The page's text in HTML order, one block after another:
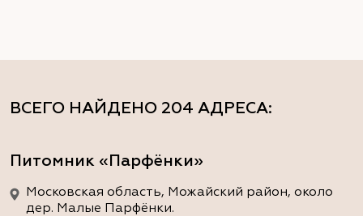
ВСЕГО НАЙДЕНО 204 АДРЕСА:
Питомник «Парфёнки»
Московская область, Можайский район, около
дер. Малые Парфёнки.